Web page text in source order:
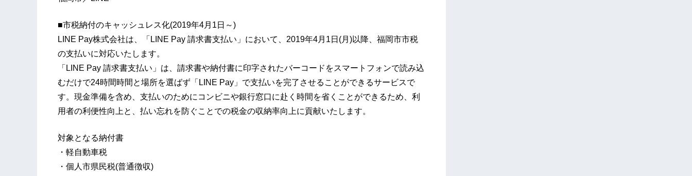
■市税納付のキャッシュレス化(2019年4月1日～)
LINE Pay株式会社は、「LINE Pay 請求書支払い」において、2019年4月1日(月)以降、福岡市市税
の支払いに対応いたします。
「LINE Pay 請求書支払い」は、請求書や納付書に印字されたバーコードをスマートフォンで読み込
むだけで24時間時間と場所を選ばず「LINE Pay」で支払いを完了させることができるサービスで
す。現金準備を含め、支払いのためにコンビニや銀行窓口に赴く時間を省くことができるため、利
用者の利便性向上と、払い忘れを防ぐことでの税金の収納率向上に貢献いたします。
対象となる納付書
・軽自動車税
・個人市県民税(普通徴収)